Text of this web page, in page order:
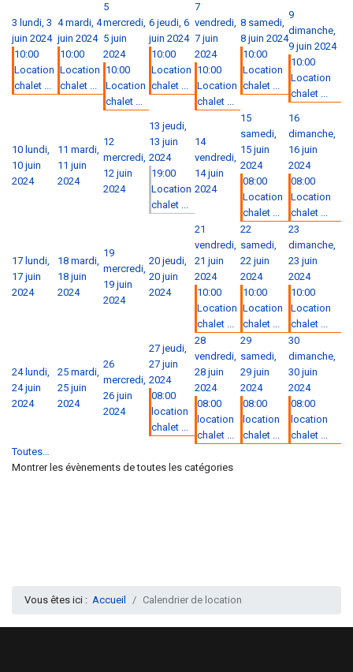
3 lundi, 3
juin 2024
10:00
Location
chalet ...
4 mardi, 4
juin 2024
10:00
Location
chalet ...
5
mercredi,
5 juin
2024
10:00
Location
chalet ...
6 jeudi, 6
juin 2024
10:00
Location
chalet ...
7
vendredi,
7 juin
2024
10:00
Location
chalet ...
8 samedi,
8 juin 2024
10:00
Location
chalet ...
9
dimanche,
9 juin 2024
10:00
Location
chalet ...
10 lundi,
10 juin
2024
11 mardi,
11 juin
2024
12
mercredi,
12 juin
2024
13 jeudi,
13 juin
2024
19:00
Location
chalet ...
14
vendredi,
14 juin
2024
15
samedi,
15 juin
2024
08:00
Location
chalet ...
16
dimanche,
16 juin
2024
08:00
Location
chalet ...
17 lundi,
17 juin
2024
18 mardi,
18 juin
2024
19
mercredi,
19 juin
2024
20 jeudi,
20 juin
2024
21
vendredi,
21 juin
2024
10:00
Location
chalet ...
22
samedi,
22 juin
2024
10:00
Location
chalet ...
23
dimanche,
23 juin
2024
10:00
Location
chalet ...
24 lundi,
24 juin
2024
25 mardi,
25 juin
2024
26
mercredi,
26 juin
2024
27 jeudi,
27 juin
2024
08:00
location
chalet ...
28
vendredi,
28 juin
2024
08:00
location
chalet ...
29
samedi,
29 juin
2024
08:00
location
chalet ...
30
dimanche,
30 juin
2024
08:00
location
chalet ...
Toutes…
Montrer les évènements de toutes les catégories
Vous êtes ici : Accueil Calendrier de location